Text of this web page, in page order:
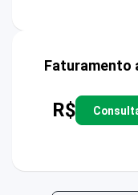
Faturamento
R$